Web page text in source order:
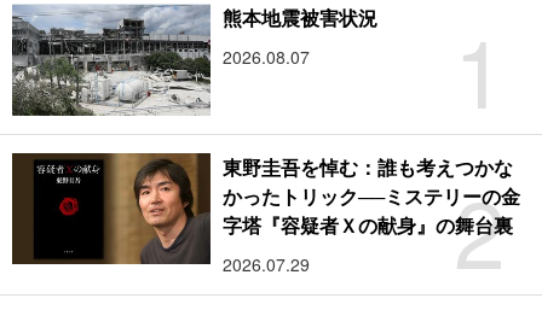
1
熊本地震被害状況
2026.08.07
2
東野圭吾を悼む：誰も考えつかな
かったトリック──ミステリーの金
字塔『容疑者Ｘの献身』の舞台裏
2026.07.29